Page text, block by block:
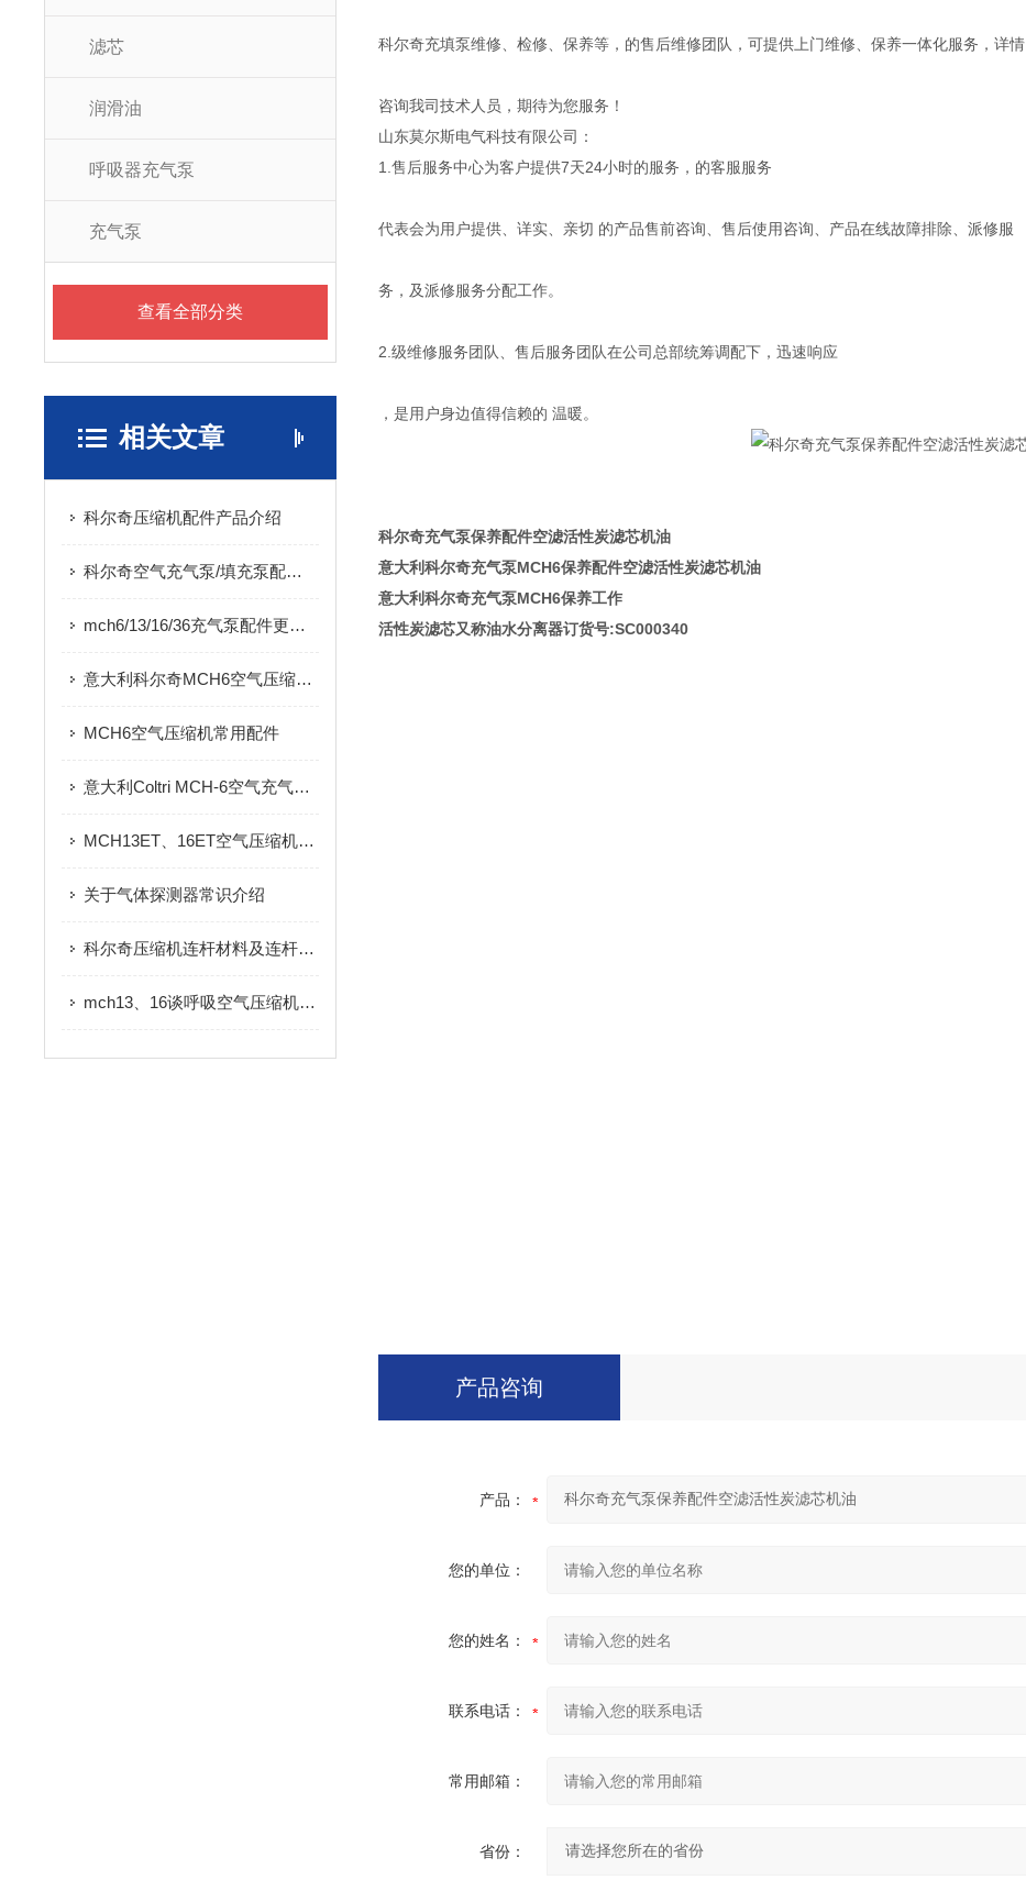
滤芯
润滑油
呼吸器充气泵
充气泵
查看全部分类
相关文章
科尔奇压缩机配件产品介绍
科尔奇空气充气泵/填充泵配件售后
mch6/13/16/36充气泵配件更换维修
意大利科尔奇MCH6空气压缩机充气泵配件的选购
MCH6空气压缩机常用配件
意大利Coltri MCH-6空气充气泵售后机维修配件
MCH13ET、16ET空气压缩机维修及配件的使用
关于气体探测器常识介绍
科尔奇压缩机连杆材料及连杆螺栓
mch13、16谈呼吸空气压缩机如何注入润滑油
科尔奇充填泵维修、检修、保养等，的售后维修团队，可提供上门维修、保养一体化服务，详情
咨询我司技术人员，期待为您服务！
山东莫尔斯电气科技有限公司：
1.售后服务中心为客户提供7天24小时的服务，的客服服务
代表会为用户提供、详实、亲切 的产品售前咨询、售后使用咨询、产品在线故障排除、派修服
务，及派修服务分配工作。
2.级维修服务团队、售后服务团队在公司总部统筹调配下，迅速响应
，是用户身边值得信赖的 温暖。
科尔奇充气泵保养配件空滤活性炭滤芯机油
意大利科尔奇充气泵MCH6保养配件空滤活性炭滤芯机油
意大利科尔奇充气泵MCH6保养工作
活性炭滤芯又称油水分离器订货号:SC000340
产品咨询
产品：
您的单位：
您的姓名：
联系电话：
常用邮箱：
省份：